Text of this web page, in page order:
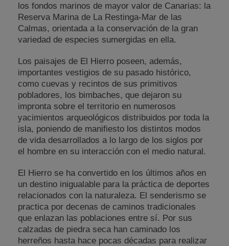
los fondos marinos de mayor valor de Canarias: la
Reserva Marina de La Restinga-Mar de las
Calmas, orientada a la conservación de la gran
variedad de especies sumergidas en ella.
Los paisajes de El Hierro poseen, además,
importantes vestigios de su pasado histórico,
como cuevas y recintos de sus primitivos
pobladores, los bimbaches, que dejaron su
impronta sobre el territorio en numerosos
yacimientos arqueológicos distribuidos por toda la
isla, poniendo de manifiesto los distintos modos
de vida desarrollados a lo largo de los siglos por
el hombre en su interacción con el medio natural.
El Hierro se ha convertido en los últimos años en
un destino inigualable para la práctica de deportes
relacionados con la naturaleza. El senderismo se
practica por decenas de caminos tradicionales
que enlazan las poblaciones entre sí. Por sus
calzadas de piedra seca han caminado los
herreños hasta hace pocas décadas para realizar